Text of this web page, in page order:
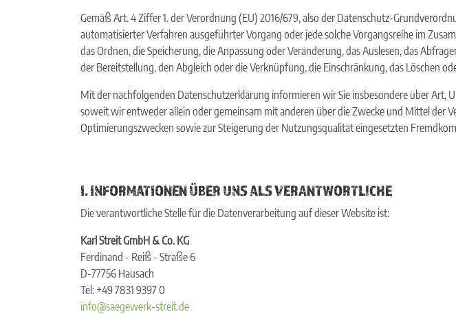
Gemäß Art. 4 Ziffer 1. der Verordnung (EU) 2016/679, also der Datenschutz-
automatisierter Verfahren ausgeführter Vorgang oder jede solche Vorgangsreihe im
das Ordnen, die Speicherung, die Anpassung oder Veränderung, das Auslesen, das
der Bereitstellung, den Abgleich oder die Verknüpfung, die Einschränkung, das Löschen
Mit der nachfolgenden Datenschutzerklärung informieren wir Sie insbesondere über Art,
soweit wir entweder allein oder gemeinsam mit anderen über die Zwecke und Mittel der
Optimierungszwecken sowie zur Steigerung der Nutzungsqualität eingesetzten
I. INFORMATIONEN ÜBER UNS ALS VERANTWORTLICHE
Die verantwortliche Stelle für die Datenverarbeitung auf dieser Website ist:
Karl Streit GmbH & Co. KG
Ferdinand - Reiß - Straße 6
D-77756 Hausach
Tel: +49 7831 9397 0
info@saegewerk-streit.de